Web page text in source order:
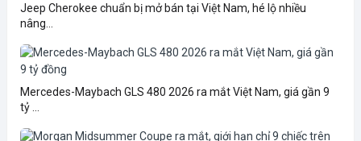
Jeep Cherokee chuẩn bị mở bán tại Việt Nam, hé lộ nhiều
nâng...
Mercedes-Maybach GLS 480 2026 ra mắt Việt Nam, giá gần 9
tỷ ...